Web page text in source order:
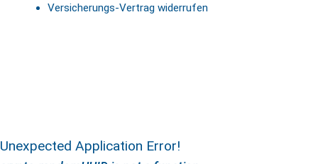
Versicherungs-Vertrag widerrufen
Unexpected Application Error!